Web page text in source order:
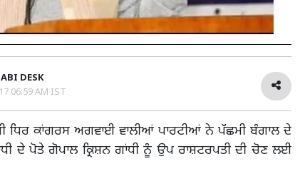
DESK
06:59 AM IST
ਧਿਰ ਕਾਂਗਰਸ ਅਗਵਾਈ ਵਾਲੀਆਂ ਪਾਰਟੀਆਂ ਨੇ ਪੱਛਮੀ ਬੰਗਾਲ ਦੇ
ਦੇ ਪੋਤੇ ਗੋਪਾਲ ਕ੍ਰਿਸ਼ਨ ਗਾਂਧੀ ਨੂੰ ਉਪ ਰਾਸ਼ਟਰਪਤੀ ਦੀ ਚੋਣ ਲਈ